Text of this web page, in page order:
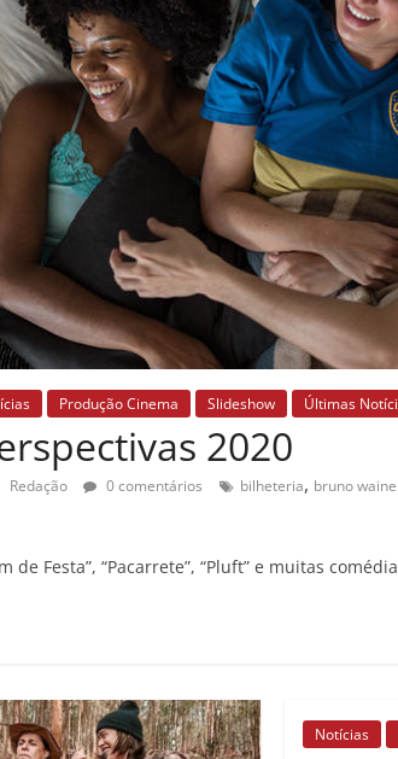
Produção Cinema Slideshow Últimas
2020
Redação 0 comentários bilheteria, bruno
de Festa”, “Pacarrete”, “Pluft” e muitas
Notícias